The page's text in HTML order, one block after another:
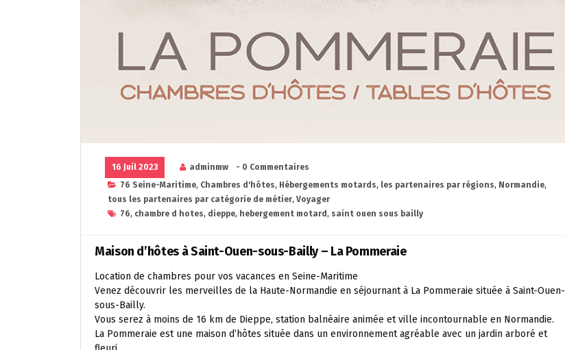
16 Juil 2023 adminmw
- 0 Commentaires
76 Seine-Maritime, Chambres d'hôtes, Hébergements motards, les partenaires par régions, Normandie,
tous les partenaires par catégorie de métier, Voyager
76, chambre d hotes, dieppe, hebergement motard, saint ouen sous bailly
Maison d’hôtes à Saint-Ouen-sous-Bailly – La Pommeraie
Location de chambres pour vos vacances en Seine-Maritime
Venez découvrir les merveilles de la Haute-Normandie en séjournant à La Pommeraie située à Saint-Ouen-
sous-Bailly.
Vous serez à moins de 16 km de Dieppe, station balnéaire animée et ville incontournable en Normandie.
La Pommeraie est une maison d’hôtes située dans un environnement agréable avec un jardin arboré et